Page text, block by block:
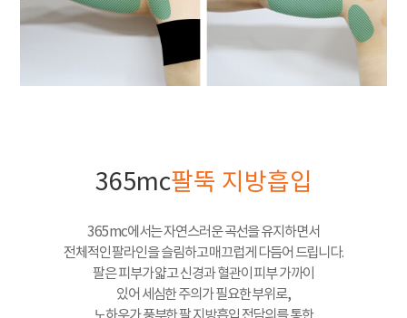
365mc팔뚝 지방흡입
365mc에서는 자연스러운 곡선을 유지하면서
전체적인 팔라인을 슬림하고 매끄럽게 다듬어 드립니다.
팔은 피부가 얇고 신경과 혈관이 피부 가까이
있어 세심한 주의가 필요한 부위로,